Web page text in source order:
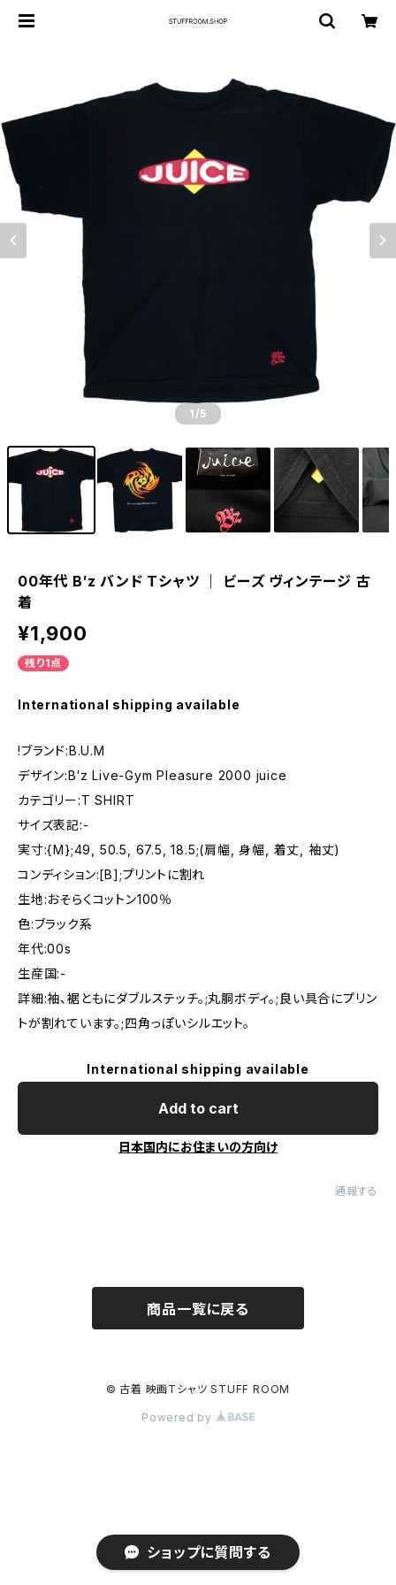
1 /5
00年代 B′z バンド Tシャツ ｜ ビーズ ヴィンテージ 古
着
¥1,900
残り1点
International shipping available
!ブランド:B.U.M
デザイン:B′z Live-Gym Pleasure 2000 juice
カテゴリー:T SHIRT
サイズ表記:-
実寸:{M};49, 50.5, 67.5, 18.5;(肩幅, 身幅, 着丈, 袖丈)
コンディション:[B];プリントに割れ
生地:おそらくコットン100％
色:ブラック系
年代:00s
生産国:-
詳細:袖、裾ともにダブルステッチ。;丸胴ボディ。;良い具合にプリン
トが割れています。;四角っぽいシルエット。
International shipping available
Add to cart
日本国内にお住まいの方向け
通報する
ショップに質問する
商品一覧に戻る
© 古着 映画Tシャツ STUFF ROOM
Powered by